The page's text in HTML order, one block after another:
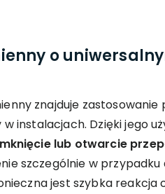
o
znajduje zastosowanie
instalacjach. Dzięki jego
lub otwarcie
szczególnie w przypadku
jest szybka reakcja